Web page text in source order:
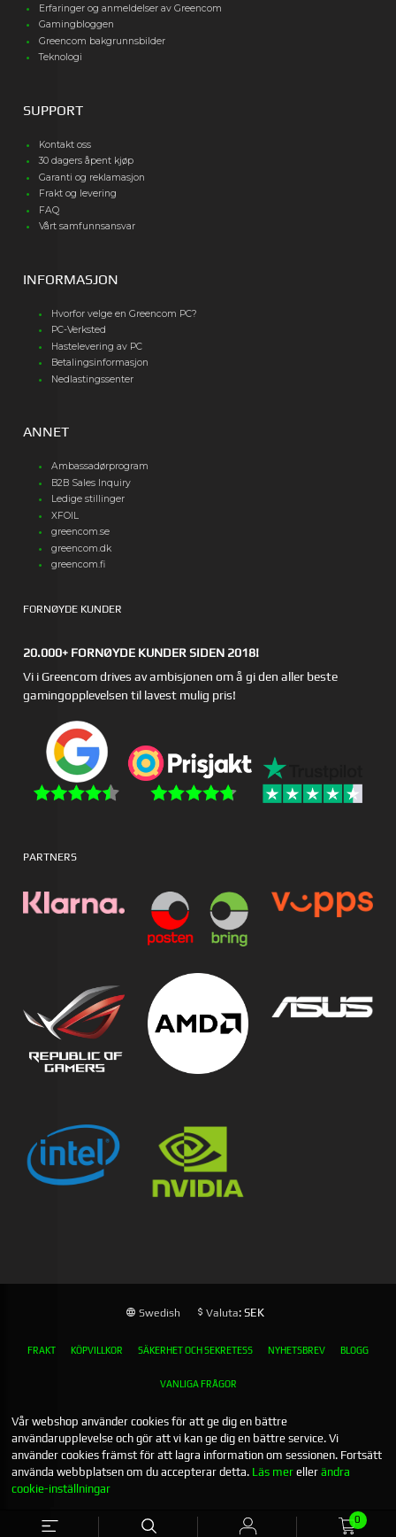
0
Erfaringer og anmeldelser av Greencom
Gamingbloggen
Greencom bakgrunnsbilder
Teknologi
SUPPORT
Kontakt oss
30 dagers åpent kjøp
Garanti og reklamasjon
Frakt og levering
FAQ
Vårt samfunnsansvar
INFORMASJON
Hvorfor velge en Greencom PC?
PC-Verksted
Hastelevering av PC
Betalingsinformasjon
Nedlastingssenter
ANNET
Ambassadørprogram
B2B Sales Inquiry
Ledige stillinger
XFOIL
greencom.se
greencom.dk
greencom.fi
FORNØYDE KUNDER
20.000+ FORNØYDE KUNDER SIDEN 2018!
Vi i Greencom drives av ambisjonen om å gi den aller beste
gamingopplevelsen til lavest mulig pris!
PARTNERS
Swedish Valuta: SEK
FRAKT KÖPVILLKOR SÄKERHET OCH SEKRETESS NYHETSBREV BLOGG
VANLIGA FRÅGOR
Vår webshop använder cookies för att ge dig en bättre
användarupplevelse och gör att vi kan ge dig en bättre service. Vi
använder cookies främst för att lagra information om sessionen. Fortsätt
använda webbplatsen om du accepterar detta. Läs mer ellerändra
cookie-inställningar